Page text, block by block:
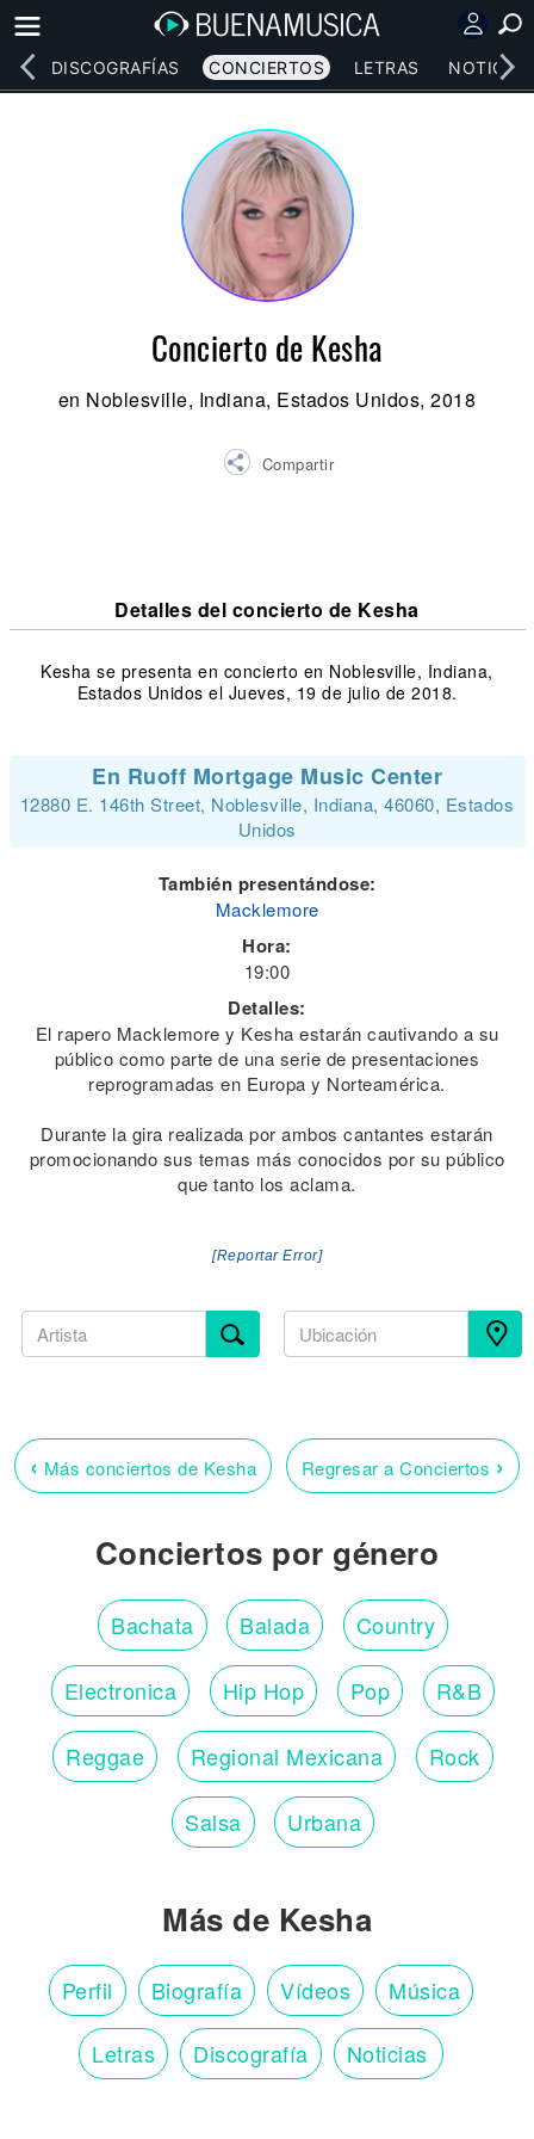
DISCOGRAFÍAS CONCIERTOS LETRAS NOTICIAS
Concierto de Kesha
en Noblesville, Indiana, Estados Unidos, 2018
Compartir
Detalles del concierto de Kesha
Kesha se presenta en concierto en Noblesville, Indiana,
Estados Unidos el Jueves, 19 de julio de 2018.
En Ruoff Mortgage Music Center
12880 E. 146th Street, Noblesville, Indiana, 46060, Estados
Unidos
También presentándose:
Macklemore
Hora:
19:00
Detalles:
El rapero Macklemore y Kesha estarán cautivando a su
público como parte de una serie de presentaciones
reprogramadas en Europa y Norteamérica.
Durante la gira realizada por ambos cantantes estarán
promocionando sus temas más conocidos por su público
que tanto los aclama.
[Reportar Error]
‹ Más conciertos de Kesha Regresar a Conciertos ›
Conciertos por género
Bachata Balada Country
Electronica Hip Hop Pop R&B
Reggae Regional Mexicana Rock
Salsa Urbana
Más de Kesha
Perfil Biografía Vídeos Música
Letras Discografía Noticias